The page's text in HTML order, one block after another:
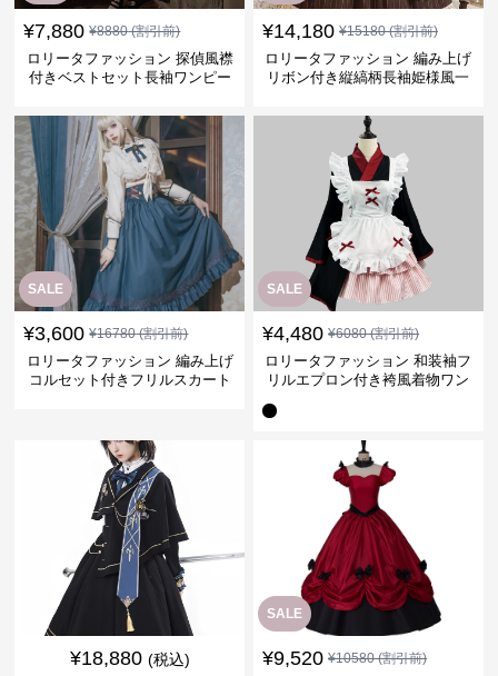
¥7,880 ¥8880(割引前)
ロリータファッション 探偵風襟
付きベストセット長袖ワンピー
¥14,180 ¥15180(割引前)
ロリータファッション 編み上げ
リボン付き縦縞柄長袖姫様風一
SALE
¥3,600 ¥16780(割引前)
ロリータファッション 編み上げ
コルセット付きフリルスカート
SALE
¥4,480 ¥6080(割引前)
ロリータファッション 和装袖フ
リルエプロン付き袴風着物ワン
¥18,880 (税込)
SALE
¥9,520 ¥10580(割引前)